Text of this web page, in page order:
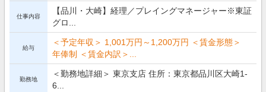
仕事内容
【品川・大崎】経理／プレイングマネージャー※東証
グロ...
給与
＜予定年収＞ 1,001万円～1,200万円 ＜賃金形態＞
年俸制 ＜賃金内訳＞...
勤務地
＜勤務地詳細＞ 東京支店 住所：東京都品川区大崎1-
6...